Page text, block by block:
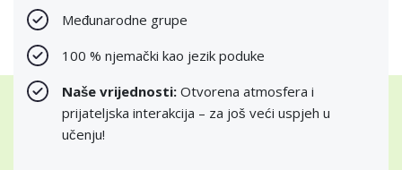
Međunarodne grupe
100 % njemački kao jezik poduke
Naše vrijednosti: Otvorena atmosfera i
prijateljska interakcija – za još veći uspjeh u
učenju!